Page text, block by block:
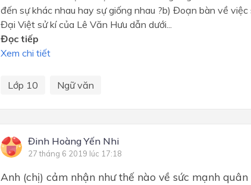
đến sự khác nhau hay sự giống nhau ?b) Đoạn bàn về
Đại Việt sử kí của Lê Văn Hưu dẫn dưới...
Đọc tiếp
Xem chi tiết
Lớp 10 Ngữ văn
Đinh Hoàng Yến Nhi
27 tháng 6 2019 lúc 17:18
Anh (chị) cảm nhận như thế nào về sức mạnh